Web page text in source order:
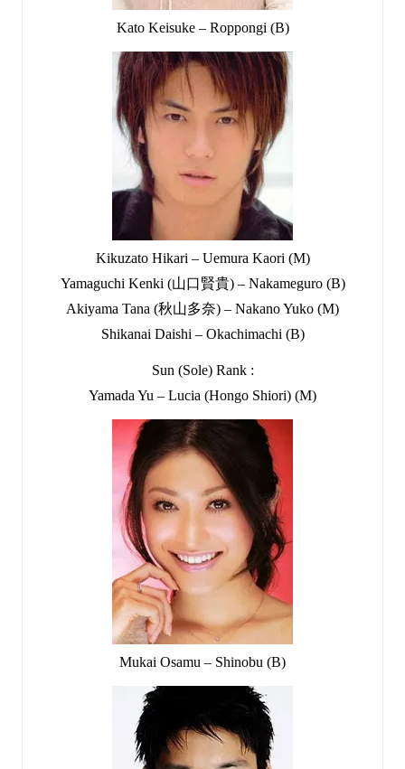
Kato Keisuke – Roppongi (B)
Kikuzato Hikari – Uemura Kaori (M)
Yamaguchi Kenki (山口賢貴) – Nakameguro (B)
Akiyama Tana (秋山多奈) – Nakano Yuko (M)
Shikanai Daishi – Okachimachi (B)
Sun (Sole) Rank :
Yamada Yu – Lucia (Hongo Shiori) (M)
Mukai Osamu – Shinobu (B)